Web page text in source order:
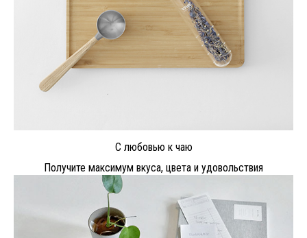
С любовью к чаю
Получите максимум вкуса, цвета и удовольствия